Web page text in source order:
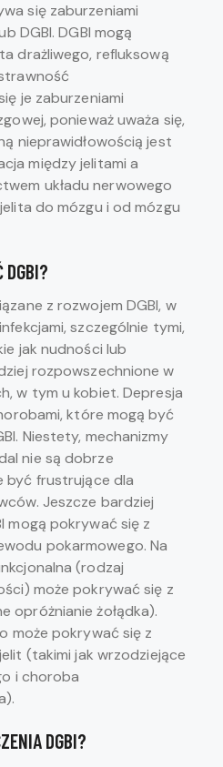
się zaburzeniami
DGBI. DGBI mogą
drażliwego, refluksową
je zaburzeniami
ponieważ uważa się,
nieprawidłowością jest
między jelitami a
układu nerwowego
do mózgu i od mózgu
DGBI?
z rozwojem DGBI, w
szczególnie tymi,
jak nudności lub
rozpowszechnione w
w tym u kobiet. Depresja
które mogą być
Niestety, mechanizmy
nie są dobrze
być frustrujące dla
Jeszcze bardziej
mogą pokrywać się z
pokarmowego. Na
(rodzaj
może pokrywać się z
opróżnianie żołądka).
może pokrywać się z
(takimi jak wrzodziejące
i choroba
DGBI?